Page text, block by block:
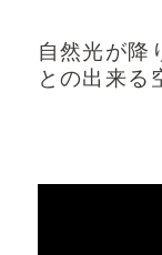
自然光が降
との出来る